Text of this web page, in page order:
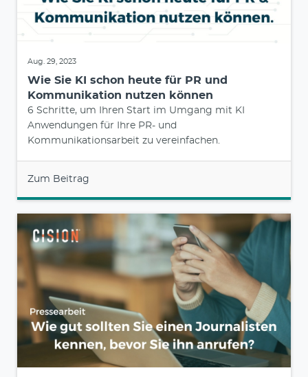
Aug. 29, 2023
Wie Sie KI schon heute für PR und
Kommunikation nutzen können
6 Schritte, um Ihren Start im Umgang mit KI
Anwendungen für Ihre PR- und
Kommunikationsarbeit zu vereinfachen.
Zum Beitrag